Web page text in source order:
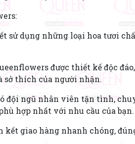
sử dụng những loại hoa tươi
được thiết kế độc
sở thích của người nhận.
đội ngũ nhân viên tận tình,
hợp nhất với nhu cầu của bạn.
giao hàng nhanh chóng,